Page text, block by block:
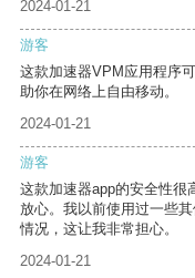
2024-01-21
游客
这款加速器VPM应用程序
助你在网络上自由移动。
2024-01-21
游客
这款加速器app的安全性很
放心。我以前使用过一些
情况，这让我非常担心。
2024-01-21